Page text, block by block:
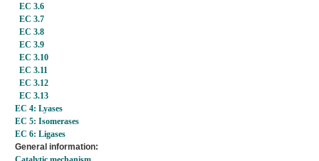
EC 3.6
EC 3.7
EC 3.8
EC 3.9
EC 3.10
EC 3.11
EC 3.12
EC 3.13
EC 4: Lyases
EC 5: Isomerases
EC 6: Ligases
General information: